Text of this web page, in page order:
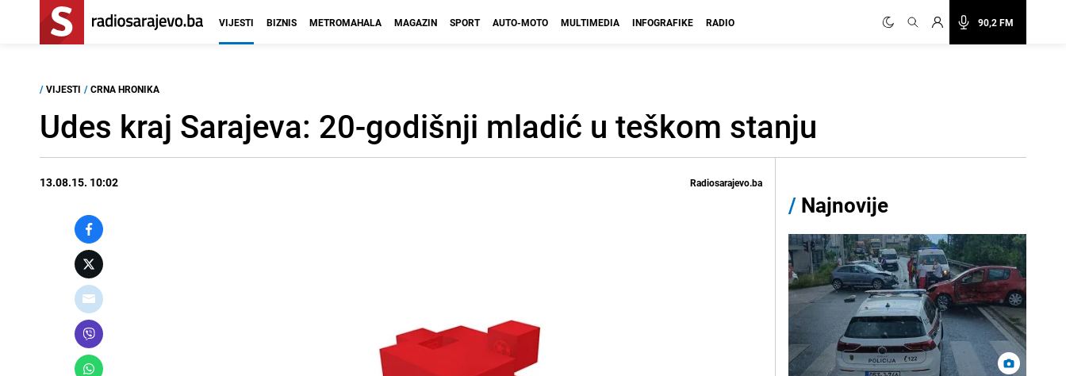
90,2 FM
VIJESTI BIZNIS METROMAHALA MAGAZIN SPORT AUTO-MOTO MULTIMEDIA INFOGRAFIKE RADIO
/ VIJESTI / CRNA HRONIKA
Udes kraj Sarajeva: 20-godišnji mladić u teškom stanju
13.08.15. 10:02 Radiosarajevo.ba
/ Najnovije